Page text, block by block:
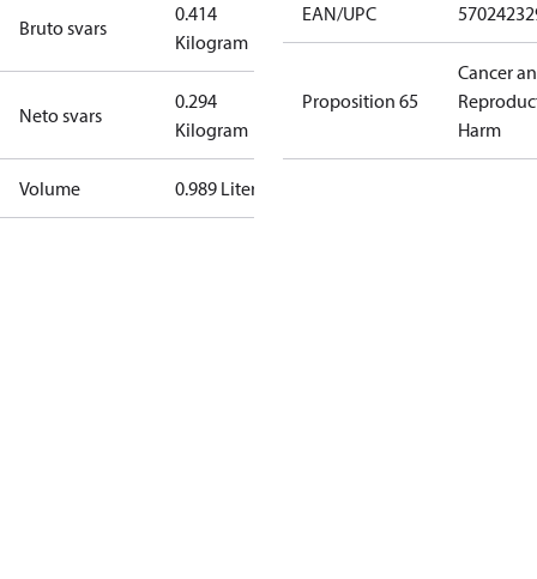
Bruto svars
0.414
Kilogram
Neto svars
0.294
Kilogram
Volume 0.989 Liter
EAN/UPC
Proposition 65
Cancer
Harm